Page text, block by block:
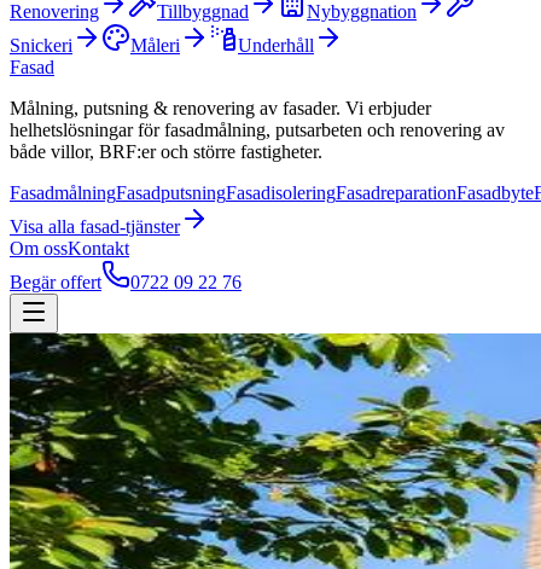
Renovering
Tillbyggnad
Nybyggnation
Snickeri
Måleri
Underhåll
Fasad
Målning, putsning & renovering av fasader. Vi erbjuder
helhetslösningar för fasadmålning, putsarbeten och renovering av
både villor, BRF:er och större fastigheter.
FasadmålningFasadputsningFasadisoleringFasadreparationFasadbyte
Visa alla fasad-tjänster
Om ossKontakt
Begär offert
0722 09 22 76